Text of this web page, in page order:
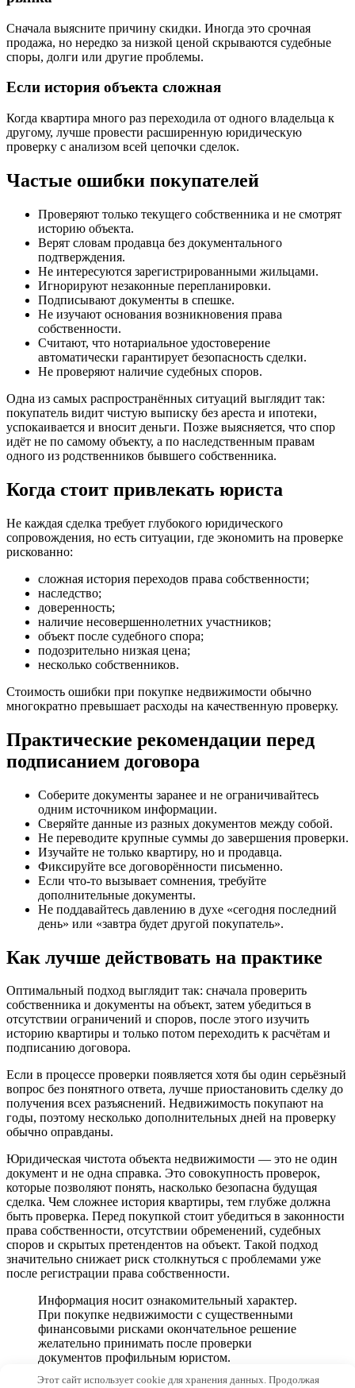
Сначала выясните причину скидки. Иногда это срочная
продажа, но нередко за низкой ценой скрываются судебные
споры, долги или другие проблемы.
Если история объекта сложная
Когда квартира много раз переходила от одного владельца к
другому, лучше провести расширенную юридическую
проверку с анализом всей цепочки сделок.
Частые ошибки покупателей
Проверяют только текущего собственника и не смотрят
историю объекта.
Верят словам продавца без документального
подтверждения.
Не интересуются зарегистрированными жильцами.
Игнорируют незаконные перепланировки.
Подписывают документы в спешке.
Не изучают основания возникновения права
собственности.
Считают, что нотариальное удостоверение
автоматически гарантирует безопасность сделки.
Не проверяют наличие судебных споров.
Одна из самых распространённых ситуаций выглядит так:
покупатель видит чистую выписку без ареста и ипотеки,
успокаивается и вносит деньги. Позже выясняется, что спор
идёт не по самому объекту, а по наследственным правам
одного из родственников бывшего собственника.
Когда стоит привлекать юриста
Не каждая сделка требует глубокого юридического
сопровождения, но есть ситуации, где экономить на проверке
рискованно:
сложная история переходов права собственности;
наследство;
доверенность;
наличие несовершеннолетних участников;
объект после судебного спора;
подозрительно низкая цена;
несколько собственников.
Стоимость ошибки при покупке недвижимости обычно
многократно превышает расходы на качественную проверку.
Практические рекомендации перед
подписанием договора
Соберите документы заранее и не ограничивайтесь
одним источником информации.
Сверяйте данные из разных документов между собой.
Не переводите крупные суммы до завершения проверки.
Изучайте не только квартиру, но и продавца.
Фиксируйте все договорённости письменно.
Если что-то вызывает сомнения, требуйте
дополнительные документы.
Не поддавайтесь давлению в духе «сегодня последний
день» или «завтра будет другой покупатель».
Как лучше действовать на практике
Оптимальный подход выглядит так: сначала проверить
собственника и документы на объект, затем убедиться в
отсутствии ограничений и споров, после этого изучить
историю квартиры и только потом переходить к расчётам и
подписанию договора.
Если в процессе проверки появляется хотя бы один серьёзный
вопрос без понятного ответа, лучше приостановить сделку до
получения всех разъяснений. Недвижимость покупают на
годы, поэтому несколько дополнительных дней на проверку
обычно оправданы.
Юридическая чистота объекта недвижимости — это не один
документ и не одна справка. Это совокупность проверок,
которые позволяют понять, насколько безопасна будущая
сделка. Чем сложнее история квартиры, тем глубже должна
быть проверка. Перед покупкой стоит убедиться в законности
права собственности, отсутствии обременений, судебных
споров и скрытых претендентов на объект. Такой подход
значительно снижает риск столкнуться с проблемами уже
после регистрации права собственности.
Информация носит ознакомительный характер.
При покупке недвижимости с существенными
финансовыми рисками окончательное решение
желательно принимать после проверки
документов профильным юристом.
© 2026 Archi-M.ru
Этот сайт использует cookie для хранения данных. Продолжая